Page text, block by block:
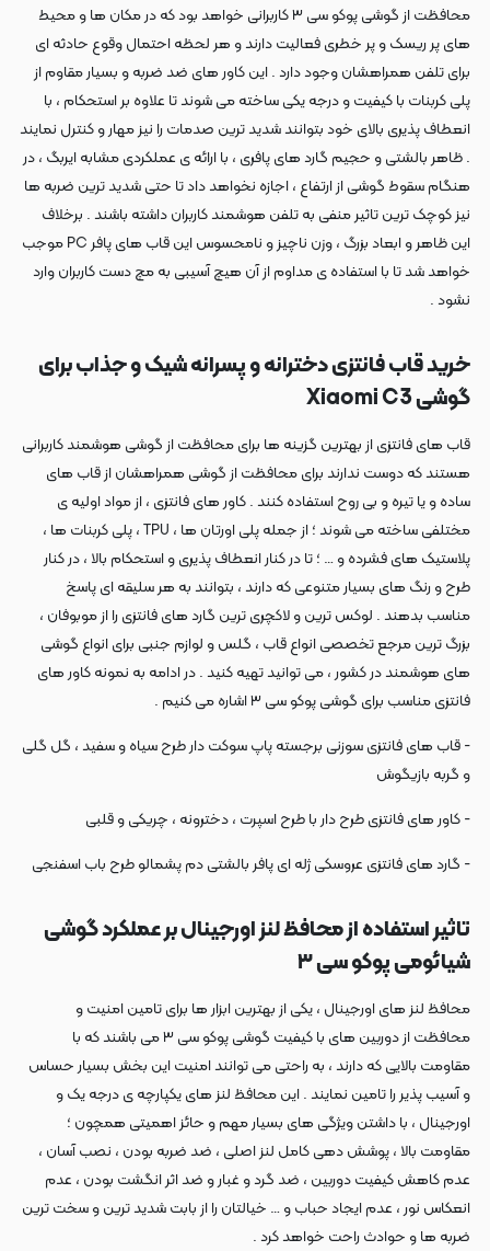
محافظت از گوشی پوکو سی ۳ کاربرانی خواهد بود که در مکان ها و محیط
های پر ریسک و پر خطری فعالیت دارند و هر لحظه احتمال وقوع حادثه ای
برای تلفن همراهشان وجود دارد . این کاور های ضد ضربه و بسیار مقاوم از
پلی کربنات با کیفیت و درجه یکی ساخته می شوند تا علاوه بر استحکام ، با
انعطاف پذیری بالای خود بتوانند شدید ترین صدمات را نیز مهار و کنترل نمایند
. ظاهر بالشتی و حجیم گارد های پافری ، با ارائه ی عملکردی مشابه ایربگ ، در
هنگام سقوط گوشی از ارتفاع ، اجازه نخواهد داد تا حتی شدید ترین ضربه ها
نیز کوچک ترین تاثیر منفی به تلفن هوشمند کاربران داشته باشند . برخلاف
این ظاهر و ابعاد بزرگ ، وزن ناچیز و نامحسوس این قاب های پافر PC موجب
خواهد شد تا با استفاده ی مداوم از آن هیچ آسیبی به مچ دست کاربران وارد
نشود .
خرید قاب فانتزی دخترانه و پسرانه شیک و جذاب برای
گوشی Xiaomi C3
قاب های فانتزی از بهترین گزینه ها برای محافظت از گوشی هوشمند کاربرانی
هستند که دوست ندارند برای محافظت از گوشی همراهشان از قاب های
ساده و یا تیره و بی روح استفاده کنند . کاور های فانتزی ، از مواد اولیه ی
مختلفی ساخته می شوند ؛ از جمله پلی اورتان ها ، TPU ، پلی کربنات ها ،
پلاستیک های فشرده و … ؛ تا در کنار انعطاف پذیری و استحکام بالا ، در کنار
طرح و رنگ های بسیار متنوعی که دارند ، بتوانند به هر سلیقه ای پاسخ
مناسب بدهند . لوکس ترین و لاکچری ترین گارد های فانتزی را از موبوفان ،
بزرگ ترین مرجع تخصصی انواع قاب ، گلس و لوازم جنبی برای انواع گوشی
های هوشمند در کشور ، می توانید تهیه کنید . در ادامه به نمونه کاور های
فانتزی مناسب برای گوشی پوکو سی ۳ اشاره می کنیم .
- قاب های فانتزی سوزنی برجسته پاپ سوکت دار طرح سیاه و سفید ، گل گلی
و گربه بازیگوش
- کاور های فانتزی طرح دار با طرح اسپرت ، دخترونه ، چریکی و قلبی
- گارد های فانتزی عروسکی ژله ای پافر بالشتی دم پشمالو طرح باب اسفنجی
تاثیر استفاده از محافظ لنز اورجینال بر عملکرد گوشی
شیائومی پوکو سی ۳
محافظ لنز های اورجینال ، یکی از بهترین ابزار ها برای تامین امنیت و
محافظت از دوربین های با کیفیت گوشی پوکو سی ۳ می باشند که با
مقاومت بالایی که دارند ، به راحتی می توانند امنیت این بخش بسیار حساس
و آسیب پذیر را تامین نمایند . این محافظ لنز های یکپارچه ی درجه یک و
اورجینال ، با داشتن ویژگی های بسیار مهم و حائز اهمیتی همچون ؛
مقاومت بالا ، پوشش دهی کامل لنز اصلی ، ضد ضربه بودن ، نصب آسان ،
عدم کاهش کیفیت دوربین ، ضد گرد و غبار و ضد اثر انگشت بودن ، عدم
انعکاس نور ، عدم ایجاد حباب و … خیالتان را از بابت شدید ترین و سخت ترین
ضربه ها و حوادث راحت خواهد کرد .